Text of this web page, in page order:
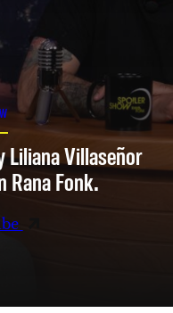
Liliana Villaseñor
Rana Fonk.